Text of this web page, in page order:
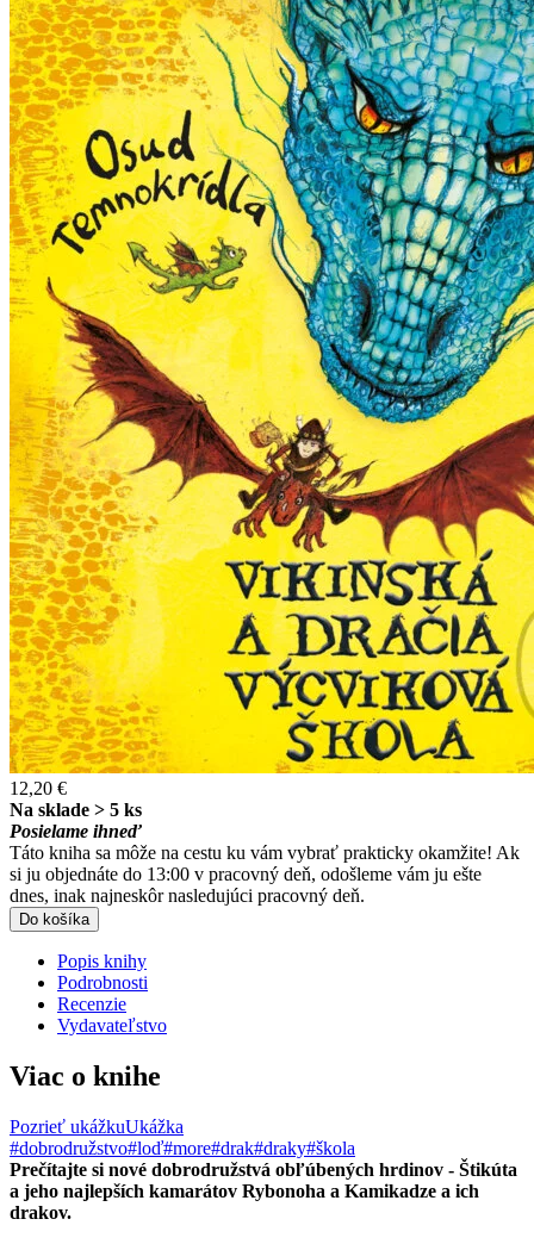
12,20 €
Na sklade > 5 ks
Posielame ihneď
Táto kniha sa môže na cestu ku vám vybrať prakticky okamžite! Ak
si ju objednáte do 13:00 v pracovný deň, odošleme vám ju ešte
dnes, inak najneskôr nasledujúci pracovný deň.
Do košíka
Popis knihy
Podrobnosti
Recenzie
Vydavateľstvo
Viac o knihe
Pozrieť ukážkuUkážka
#dobrodružstvo#loď#more#drak#draky#škola
Prečítajte si nové dobrodružstvá obľúbených hrdinov - Štikúta
a jeho najlepších kamarátov Rybonoha a Kamikadze a ich
drakov.